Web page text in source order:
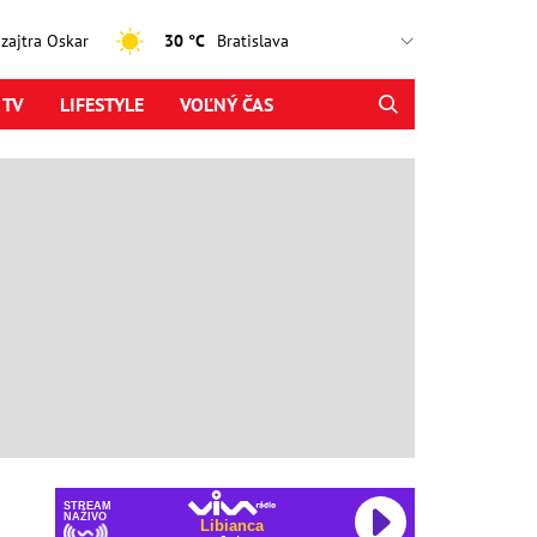
Oskar 30 °C
LIFESTYLE VOĽNÝ ČAS
STREAM
NAŽIVO
Libianca